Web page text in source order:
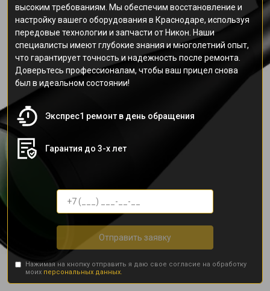
высоким требованиям. Мы обеспечим восстановление и
настройку вашего оборудования в Краснодаре, используя
передовые технологии и запчасти от Никон. Наши
специалисты имеют глубокие знания и многолетний опыт,
что гарантирует точность и надежность после ремонта.
Доверьтесь профессионалам, чтобы ваш прицел снова
был в идеальном состоянии!
Экспрес1 ремонт в день обращения
Гарантия до 3-х лет
Отправить заявку
Нажимая на кнопку отправить я даю свое согласие на обработку
моих персональных данных.